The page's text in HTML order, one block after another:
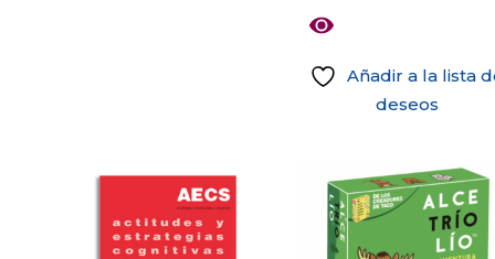
Añadir a la lista
deseos
tiene
múltiples
variantes.